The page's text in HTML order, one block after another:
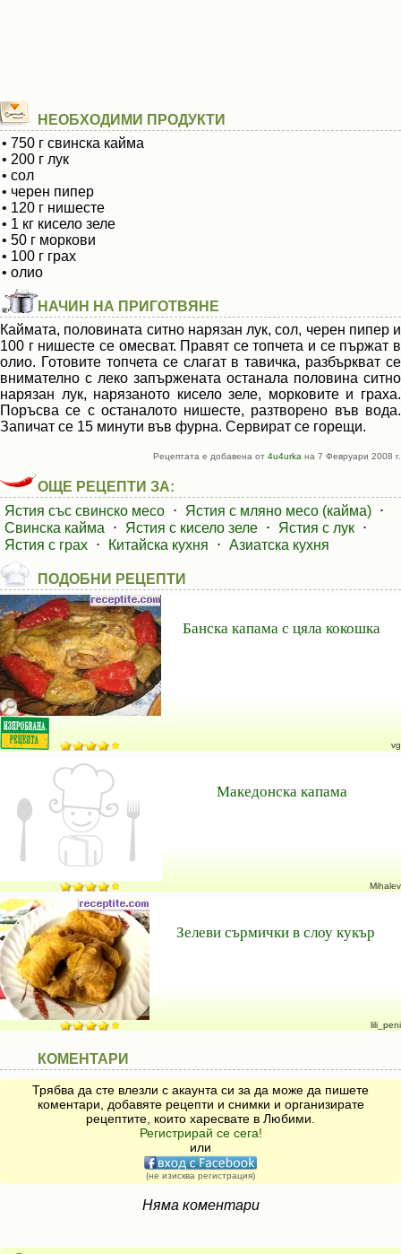
НЕОБХОДИМИ ПРОДУКТИ
• 750 г свинска кайма
• 200 г лук
• сол
• черен пипер
• 120 г нишесте
• 1 кг кисело зеле
• 50 г моркови
• 100 г грах
• олио
НАЧИН НА ПРИГОТВЯНЕ
Каймата, половината ситно нарязан лук, сол, черен пипер и
100 г нишесте се омесват. Правят се топчета и се пържат в
олио. Готовите топчета се слагат в тавичка, разбъркват се
внимателно с леко запържената останала половина ситно
нарязан лук, нарязаното кисело зеле, морковите и граха.
Поръсва се с останалото нишесте, разтворено във вода.
Запичат се 15 минути във фурна. Сервират се горещи.
Рецептата е добавена от 4u4urka на 7 Февруари 2008 г.
ОЩЕ РЕЦЕПТИ ЗА:
Ястия със свинско месо ⋅ Ястия с мляно месо (кайма) ⋅
Свинска кайма
⋅ Ястия с кисело зеле ⋅ Ястия с лук ⋅
Ястия с грах ⋅ Китайска кухня ⋅ Азиатска кухня
ПОДОБНИ РЕЦЕПТИ
Банска капама с цяла кокошка
vg
Македонска капама
Mihalev
Зелеви сърмички в слоу кукър
lili_peni
КОМЕНТАРИ
Трябва да сте влезли с акаунта си за да може да пишете
коментари, добавяте рецепти и снимки и организирате
рецептите, които харесвате в Любими.
Регистрирай се сега!
или
(не изисква регистрация)
Няма коментари